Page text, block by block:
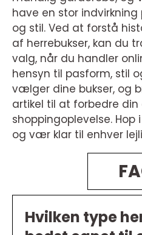
have en stor
og stil. Ved at forstå
af herrebukser, kan du
valg, når du handler
hensyn til pasform, stil
vælger dine bukser, og
artikel til at forbedre din
shoppingoplevelse.
og vær klar til enhver
Hvilken type